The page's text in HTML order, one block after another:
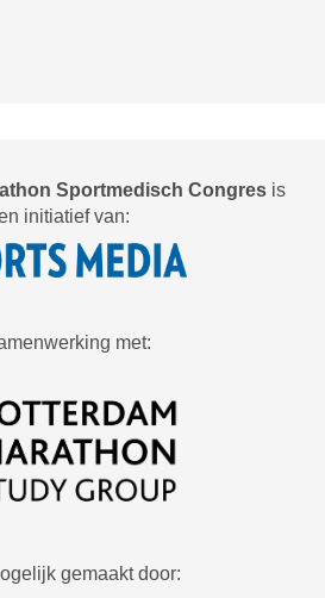
Sportmedisch Congres is
initiatief van:
met:
gemaakt door: